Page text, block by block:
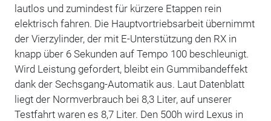
lautlos und zumindest für kürzere Etappen rein
elektrisch fahren. Die Hauptvortriebsarbeit übernimmt
der Vierzylinder, der mit E-Unterstützung den RX in
knapp über 6 Sekunden auf Tempo 100 beschleunigt.
Wird Leistung gefordert, bleibt ein Gummibandeffekt
dank der Sechsgang-Automatik aus. Laut Datenblatt
liegt der Normverbrauch bei 8,3 Liter, auf unserer
Testfahrt waren es 8,7 Liter. Den 500h wird Lexus in